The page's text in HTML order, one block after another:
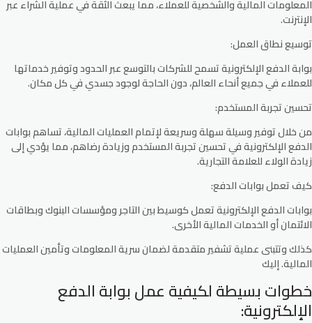
المعلومات المالية والشخصية للعملاء، مما يبعث الثقة في عملية الشراء عبر
الإنترنت.
توسيع نطاق العمل:
بوابة الدفع الإلكترونية تسمح للشركات بالتوسع عبر الحدود وتوفير خدماتها
للعملاء في جميع أنحاء العالم، دون الحاجة لوجود جسدي في كل مكان.
تحسين تجربة المستخدم:
من خلال توفير وسيلة سهلة وسريعة لإتمام العمليات المالية، تساهم بوابات
الدفع الإلكترونية في تحسين تجربة المستخدم وزيادة رضاهم، مما يؤدي إلى
زيادة الولاء للعلامة التجارية.
كيف تعمل بوابات الدفع:
بوابات الدفع الإلكترونية تعمل كوسيط بين التاجر ومؤسسات البنوك وبطاقات
الائتمان أو الخدمات المالية الأخرى.
كذلك وتتبنى عملية تشفير متقدمة لضمان سرية المعلومات وتأمين العمليات
المالية. إليك
خطوات بسيطة لكيفية عمل بوابة الدفع
الإلكترونية: